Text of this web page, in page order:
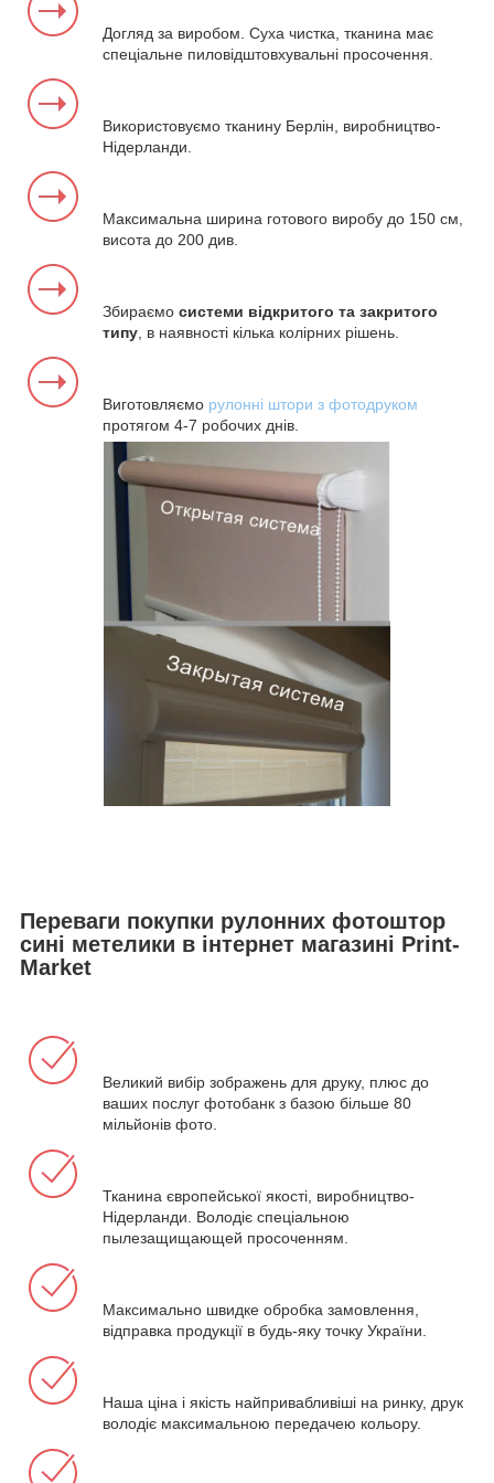
Догляд за виробом. Суха чистка, тканина має
спеціальне пиловідштовхувальні просочення.
Використовуємо тканину Берлін, виробництво-
Нідерланди.
Максимальна ширина готового виробу до 150 см,
висота до 200 див.
Збираємо системи відкритого та закритого
типу, в наявності кілька колірних рішень.
Виготовляємо рулонні штори з фотодруком
протягом 4-7 робочих днів.
Переваги покупки рулонних фотоштор
сині метелики в інтернет магазині Print-
Market
Великий вибір зображень для друку, плюс до
ваших послуг фотобанк з базою більше 80
мільйонів фото.
Тканина європейської якості, виробництво-
Нідерланди. Володіє спеціальною
пылезащищающей просоченням.
Максимально швидке обробка замовлення,
відправка продукції в будь-яку точку України.
Наша ціна і якість найпривабливіші на ринку, друк
володіє максимальною передачею кольору.